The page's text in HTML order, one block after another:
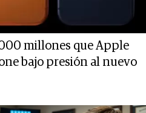
millones que Apple
bajo presión al nuevo